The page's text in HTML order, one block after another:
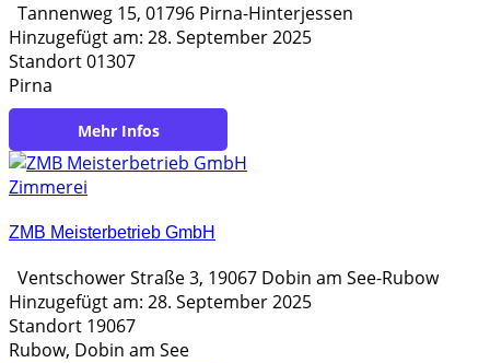
Tannenweg 15, 01796 Pirna-Hinterjessen
Hinzugefügt am: 28. September 2025
Standort 01307
Pirna
https://www.zimmerei-walther-pirna.de/
Zimmerei
ZMB Meisterbetrieb GmbH
Ventschower Straße 3, 19067 Dobin am See-Rubow
Hinzugefügt am: 28. September 2025
Standort 19067
Rubow, Dobin am See